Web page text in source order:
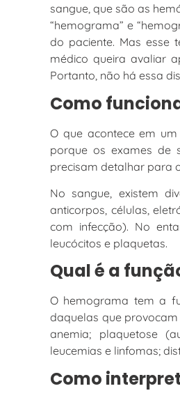
sangue, que são as
“hemograma” e
do paciente. Mas esse
médico queira avaliar
Portanto, não há essa
Como
O que acontece em
porque os exames de
precisam detalhar para
No sangue, existem
anticorpos, células,
com infecção). No
leucócitos e plaquetas.
Qual é a
O hemograma tem a
daquelas que provocam
anemia; plaquetose
leucemias e linfomas;
Como